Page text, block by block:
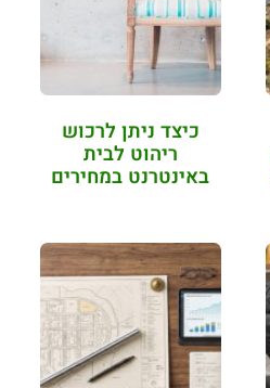
כיצד ניתן לרכוש
ריהוט לבית
באינטרנט במחירים